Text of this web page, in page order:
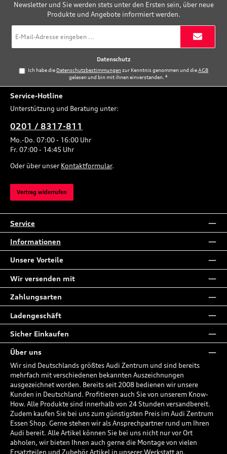
Newsletter und Sie werden stets unter den Ersten sein, über neue
Produkte und Angebote informiert werden.
Mail-
Adresse
Datenschutz
Ich habe die Datenschutzbestimmungenzur Kenntnis genommen und dieAGB
gelesen und bin mit ihnen einverstanden.*
Service-Hotline
Unterstützung und Beratung unter:
0201 / 8317-811
Mo.-Do. 07:00 - 16:00 Uhr
Fr. 07:00 - 14:45 Uhr
Oder über unser Kontaktformular.
Vertrag widerrufen
Service
Informationen
Unsere Vorteile
Wir versenden mit
Zahlungsarten
Ladengeschäft
Sicher Einkaufen
Über uns
Wir sind Deutschlands größtes Audi Zentrum und sind bereits
mehrfach mit verschiedenen bekannten Auszeichnungen
ausgezeichnet worden. Bereits seit 2008 bedienen wir unsere
Kunden in Deutschland. Profitieren auch Sie von unserem Know-
How. Alle Produkte sind innerhalb von 24 Stunden versandbereit.
Zudem kaufen Sie bei uns zum günstigsten Preis im Audi Zentrum
Essen Shop. Gerne stehen wir als Ansprechpartner rund um Ihren
Audi bereit. Alle Artikel können Sie bei uns nicht nur vor Ort
abholen, wir bieten Ihnen auch gerne die Montage von vielen
Ersatzteilen und Zubehör Artikel in unserer Werkstatt an.